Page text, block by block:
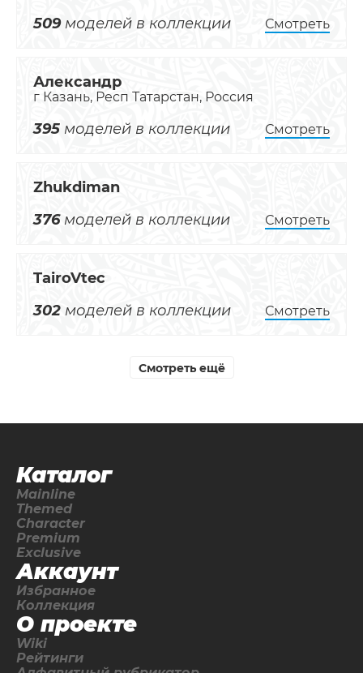
509моделей в коллекции Смотреть
Александр
г Казань, Респ Татарстан, Россия
395 моделей в коллекции Смотреть
Zhukdiman
376моделей в коллекции Смотреть
TairoVtec
302 моделей в коллекции Смотреть
Смотреть ещё
Каталог
Mainline
Themed
Character
Premium
Exclusive
Аккаунт
Избранное
Коллекция
О проекте
Wiki
Рейтинги